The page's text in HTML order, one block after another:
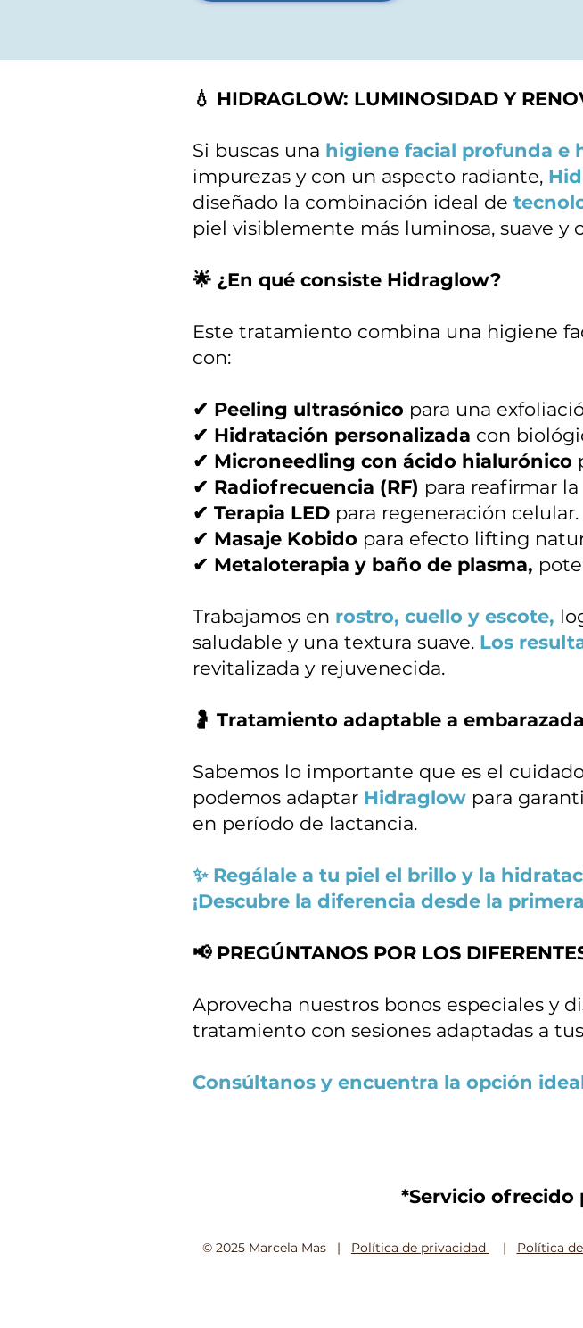
💧 HIDRAGLOW: LUMINOSIDAD Y
Si buscas una higiene facial profunda e
impurezas y con un aspecto radiante,
diseñado la combinación ideal de
piel visiblemente más luminosa, suave y
🌟 ¿En qué consiste Hidraglow?
Este tratamiento combina una higiene
con:
✔ Peeling ultrasónico para una
✔ Hidratación personalizada con
✔ Microneedling con ácido hialurónico
✔ Radiofrecuencia (RF) para reafirmar
✔ Terapia LED para regeneración celular.
✔ Masaje Kobido para efecto lifting
✔ Metaloterapia y baño de plasma,
Trabajamos en rostro, cuello y escote,
saludable y una textura suave. Los
revitalizada y rejuvenecida.
🤰 Tratamiento adaptable a
Sabemos lo importante que es el
podemos adaptar Hidraglow para
en período de lactancia.
✨ Regálale a tu piel el brillo y la
¡Descubre la diferencia desde la
📢 PREGÚNTANOS POR LOS
Aprovecha nuestros bonos especiales y
tratamiento con sesiones adaptadas a
Consúltanos y encuentra la opción ideal
*Servicio ofrecido
© 2025 Marcela Mas | Política de privacidad | Política